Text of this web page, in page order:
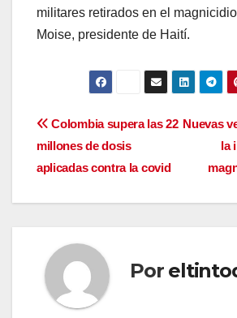
militares retirados en el
Moise, presidente de Haití.
Navegación
de
entradas
Nuevas
la
Colombia supera las 22
millones de dosis
aplicadas contra la covid
Por